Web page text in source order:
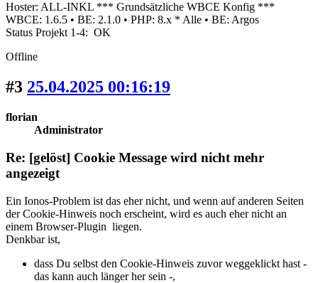
Hoster: ALL-INKL *** Grundsätzliche WBCE Konfig ***
WBCE: 1.6.5 • BE: 2.1.0 • PHP: 8.x * Alle • BE: Argos
Status Projekt 1-4: OK
Offline
#3 25.04.2025 00:16:19
florian
Administrator
Re: [gelöst] Cookie Message wird nicht mehr
angezeigt
Ein Ionos-Problem ist das eher nicht, und wenn auf anderen Seiten
der Cookie-Hinweis noch erscheint, wird es auch eher nicht an
einem Browser-Plugin liegen.
Denkbar ist,
dass Du selbst den Cookie-Hinweis zuvor weggeklickt hast -
das kann auch länger her sein -,